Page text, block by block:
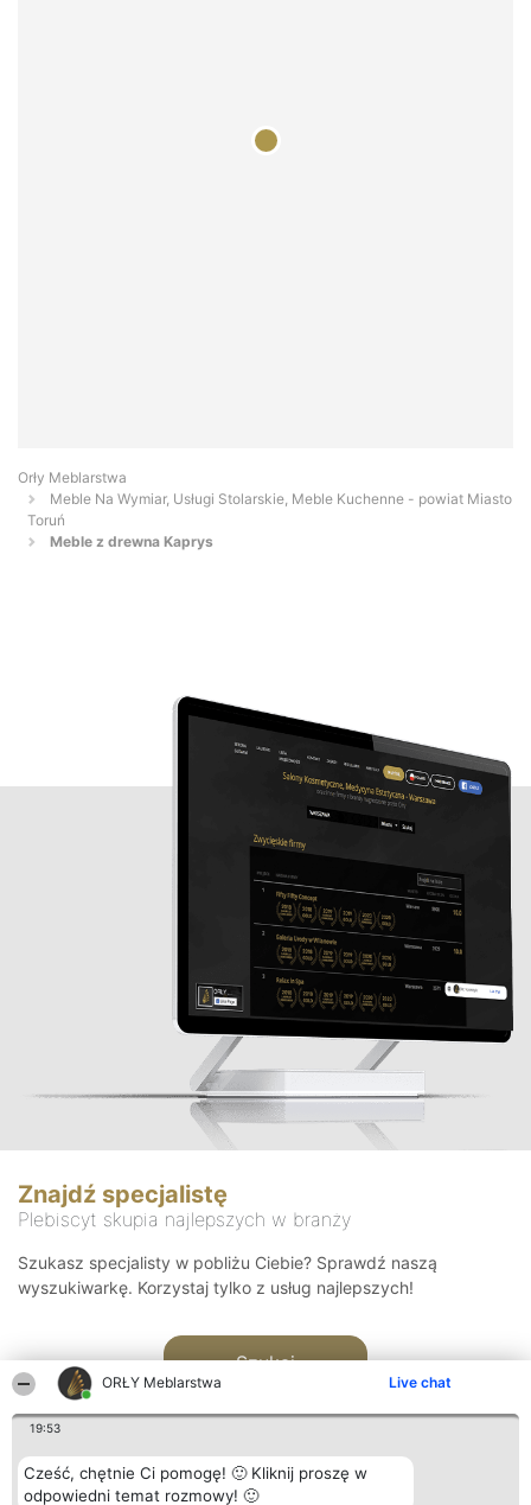
ORŁY Meblarstwa Live chat
19:53
Cześć, chętnie Ci pomogę! 🙂 Kliknij proszę w
odpowiedni temat rozmowy! 🙂
Orły Meblarstwa
Meble Na Wymiar, Usługi Stolarskie, Meble Kuchenne - powiat Miasto
Toruń
Meble z drewna Kaprys
Znajdź specjalistę
Plebiscyt skupia najlepszych w branży
Szukasz specjalisty w pobliżu Ciebie? Sprawdź naszą
wyszukiwarkę. Korzystaj tylko z usług najlepszych!
Szukaj